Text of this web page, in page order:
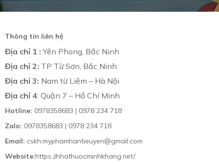
Thông tin liên hệ
Địa chỉ 1 :Yên Phong, Bắc Ninh
Địa chỉ 2: TP Từ Sơn, Bắc Ninh
Địa chỉ 3: Nam từ Liêm – Hà Nội
Địa chỉ 4: Quận 7 – Hồ Chí Minh
Hotline: 0978358683 | 0978 234 718
Zalo: 0978358683 | 0978 234 718
Email: cskh.myphamhantieuyen@gmail.com
Website:https://nhathuocminhkhang.net/